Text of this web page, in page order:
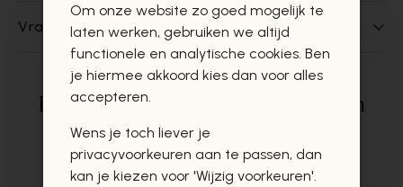
Vragen over dit product?
Deze producten zullen u zeker en
vast ook interesseren
Om onze website zo goed mogelijk te
laten werken, gebruiken we altijd
functionele en analytische cookies. Ben
je hiermee akkoord kies dan voor alles
accepteren.
Wens je toch liever je
privacyvoorkeuren aan te passen, dan
kan je kiezen voor 'Wijzig voorkeuren'.